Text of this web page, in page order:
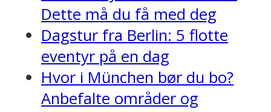
Dette må du få med deg
Dagstur fra Berlin: 5 flotte
eventyr på en dag
Hvor i München bør du bo?
Anbefalte områder og